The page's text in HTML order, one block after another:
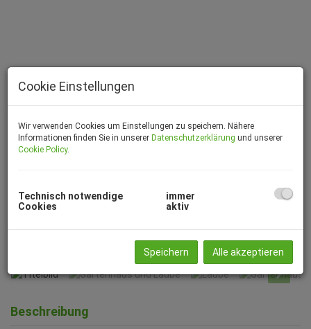
Titelbild
Beschreibung
Cookie Einstellungen
Wir verwenden Cookies um Einstellungen zu speichern. Nähere
Informationen finden Sie in unserer Datenschutzerklärung und unserer
Cookie Policy.
Technisch notwendige
Cookies
immer
aktiv
Speichern Alle akzeptieren